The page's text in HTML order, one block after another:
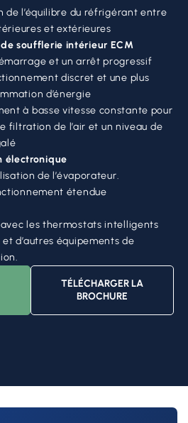
de l’équilibre du réfrigérant entre
et extérieures
soufflerie intérieur ECM
et un arrêt progressif
discret et une plus
d’énergie
à basse vitesse constante pour
filtration de l’air et un niveau de
électronique
de l’évaporateur.
étendue
les thermostats intelligents
d’autres équipements de
TÉLÉCHARGER LA
BROCHURE